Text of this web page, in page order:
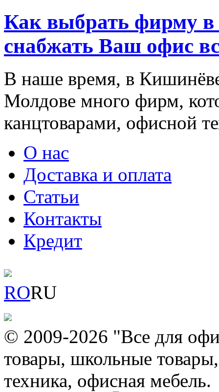
Как выбрать фирму в
снабжать Ваш офис
В наше время, в
Молдове много фирм,
канцтоварами, офисной
О нас
Доставка и оплата
Статьи
Контакты
Кредит
RORU
© 2009-2026 "Все для
товары, школьные
техника, офисная мебель.